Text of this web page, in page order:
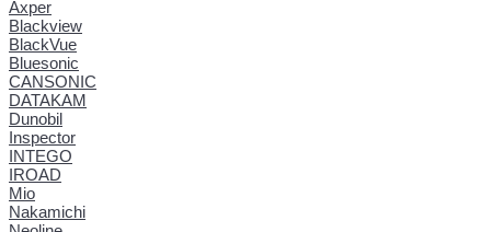
Axper
Blackview
BlackVue
Bluesonic
CANSONIC
DATAKAM
Dunobil
Inspector
INTEGO
IROAD
Mio
Nakamichi